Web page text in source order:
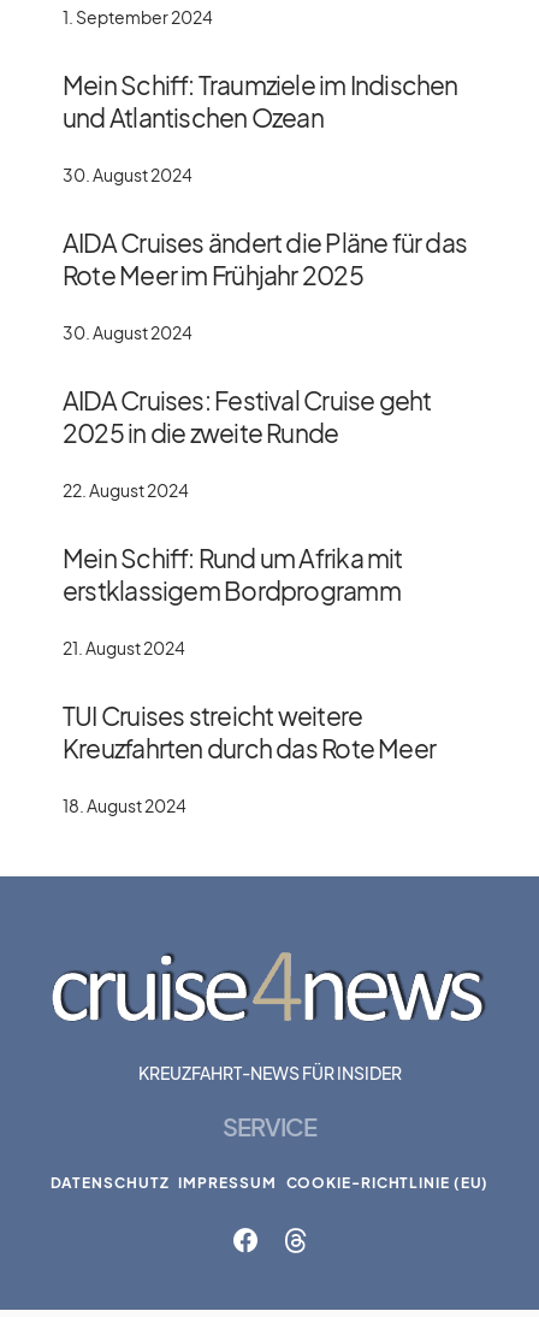
1. September 2024
Mein Schiff: Traumziele im Indischen
und Atlantischen Ozean
30. August 2024
AIDA Cruises ändert die Pläne für das
Rote Meer im Frühjahr 2025
30. August 2024
AIDA Cruises: Festival Cruise geht
2025 in die zweite Runde
22. August 2024
Mein Schiff: Rund um Afrika mit
erstklassigem Bordprogramm
21. August 2024
TUI Cruises streicht weitere
Kreuzfahrten durch das Rote Meer
18. August 2024
KREUZFAHRT-NEWS FÜR INSIDER
SERVICE
DATENSCHUTZ IMPRESSUM COOKIE-RICHTLINIE (EU)